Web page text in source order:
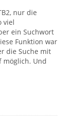
nur die
viel
ein Suchwort
Funktion war
die Suche mit
möglich. Und